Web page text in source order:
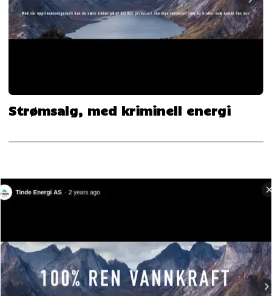
Strømsalg, med kriminell energi